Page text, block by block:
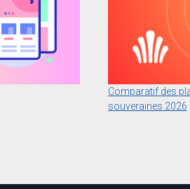
Comparatif des
souveraines 2026